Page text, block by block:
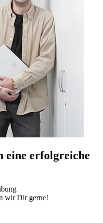
eine erfolgreiche
wir Dir gerne!